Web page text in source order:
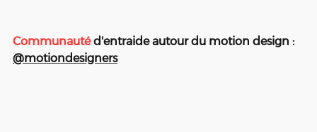
Communauté d'entraide autour du motion design :
@motiondesigners